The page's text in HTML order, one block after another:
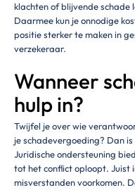
klachten of blijvende schade
Daarmee kun je onnodige
positie sterker te maken in
verzekeraar.
Wanneer
hulp in?
Twijfel je over wie
je schadevergoeding? Dan
Juridische ondersteuning
tot het conflict oploopt. Juist
misverstanden voorkomen.